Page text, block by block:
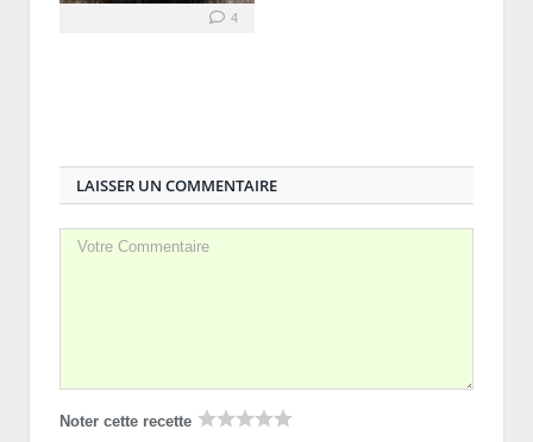
4
LAISSER UN COMMENTAIRE
Noter cette recette